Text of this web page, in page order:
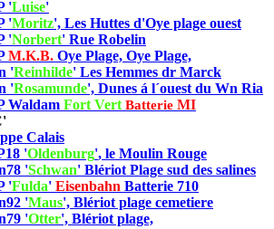
'Luise'
'Moritz', Les Huttes d'Oye plage ouest
'Norbert' Rue Robelin
M.K.B. Oye Plage, Oye Plage,
'Reinhilde' Les Hemmes dr Marck
'Rosamunde', Dunes á l´ouest du Wn Ria
Waldam Fort Vert Batterie MI
Calais
'Oldenburg', le Moulin Rouge
'Schwan' Blériot Plage sud des salines
'Fulda' Eisenbahn Batterie 710
'Maus', Blériot plage cemetiere
'Otter', Blériot plage,